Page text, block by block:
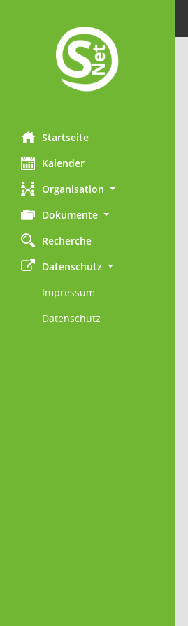
Startseite
Kalender
Organisation
Dokumente
Recherche
Datenschutz
Impressum
Datenschutz